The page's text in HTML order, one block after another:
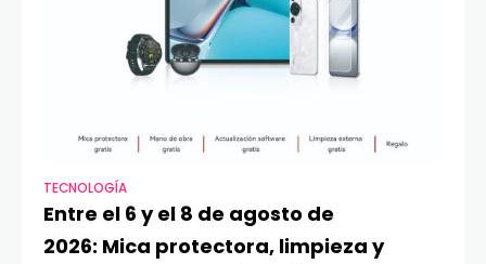
TECNOLOGÍA
Entre el 6 y el 8 de agosto de
2026: Mica protectora, limpieza y